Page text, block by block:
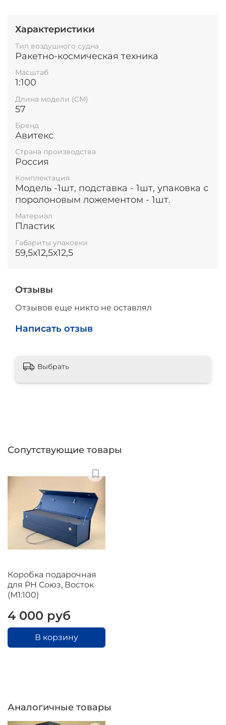
Характеристики
Тип воздушного судна
Ракетно-космическая техника
Масштаб
1:100
Длина модели (СМ)
57
Бренд
Авитекс
Страна производства
Россия
Комплектация
Модель -1шт, подставка - 1шт, упаковка с
поролоновым ложементом - 1шт.
Материал
Пластик
Габариты упаковки
59,5х12,5х12,5
Отзывы
Отзывов еще никто не оставлял
Написать отзыв
Выбрать
Сопутствующие товары
Коробка подарочная
для РН Союз, Восток
(М1:100)
4 000 руб
В корзину
Аналогичные товары